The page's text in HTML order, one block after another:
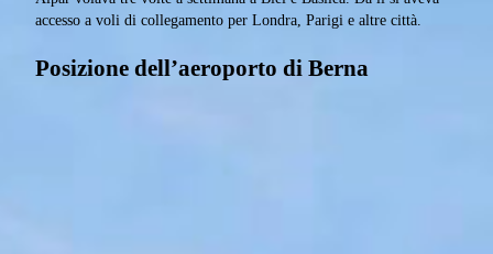
accesso a voli di collegamento per Londra, Parigi e altre città.
Posizione dell’aeroporto di Berna